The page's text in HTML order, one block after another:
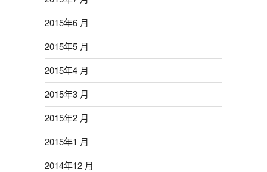
2015年6 月
2015年5 月
2015年4 月
2015年3 月
2015年2 月
2015年1 月
2014年12 月